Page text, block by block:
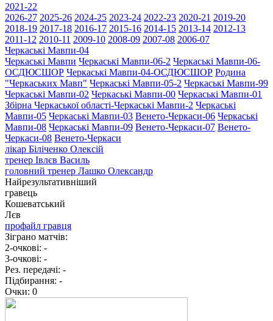
2021-22
2026-27 2025-26 2024-25 2023-24 2022-23 2020-21 2019-20
2018-19 2017-18 2016-17 2015-16 2014-15 2013-14 2012-13
2011-12 2010-11 2009-10 2008-09 2007-08 2006-07
Черкаські Мавпи-04
Черкаські Мавпи Черкаські Мавпи-06-2 Черкаські Мавпи-06-
ОСДЮСШОР Черкаські Мавпи-04-ОСДЮСШОР Родина
"Черкаcьких Мавп" Черкаські Мавпи-05-2 Черкаські Мавпи-99
Черкаські Мавпи-02 Черкаські Мавпи-00 Черкаські Мавпи-01
Збірна Черкаської області-Черкаські Мавпи-2 Черкаські
Мавпи-05 Черкаські Мавпи-03 Венето-Черкаси-06 Черкаські
Мавпи-08 Черкаські Мавпи-09 Венето-Черкаси-07 Венето-
Черкаси-08 Венето-Черкаси
лікар Біліченко Олексій
тренер Івлєв Василь
головний тренер Лашко Олександр
Найрезультативніший
гравець
Кошеватський
Лєв
профайл гравця
Зіграно матчів:
2-очкові: -
3-очкові: -
Рез. передачі: -
Підбирання: -
Очки: 0